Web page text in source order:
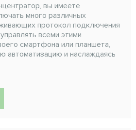
вы имеете
много различных
протокол подключения
всеми этими
смартфона или планшета,
автоматизацию и наслаждаясь